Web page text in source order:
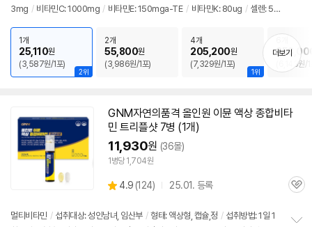
3mg / 비타민C: 1000mg / 비타민E: 150mga-TE / 비타민K: 80ug / 셀렌: 50
요오드: 150ug
아연: 10mg / 망간: 2mg
베타
카로틴: 6mg
/ 몰리브덴: 65ug [효능] 태아발달 / 항산화
콜레스
테롤감소
/ 피부건강 / 철분흡수 / 영양보충 / 면역력 / 눈건강 / 에너지
기
2위
1개
25,110원
(3,587원/1포)
2개
55,800원
(3,986원/1포)
1위
4개
205,200원
(7,329원/1포)
(6,143원/
더보기
GNM자연의품격 올인원 이뮨 액상 종합비타
민 트리플샷 7병 (1개)
11,930원 (36몰)
1병당 1,704원
별
4.9 (상
리
124) 25.01. 등록
관
멀티비타민 / 섭취대상: 성인남녀, 임산부 / 형태: 액상형, 캡슐,정 / 섭취방법: 1일 1